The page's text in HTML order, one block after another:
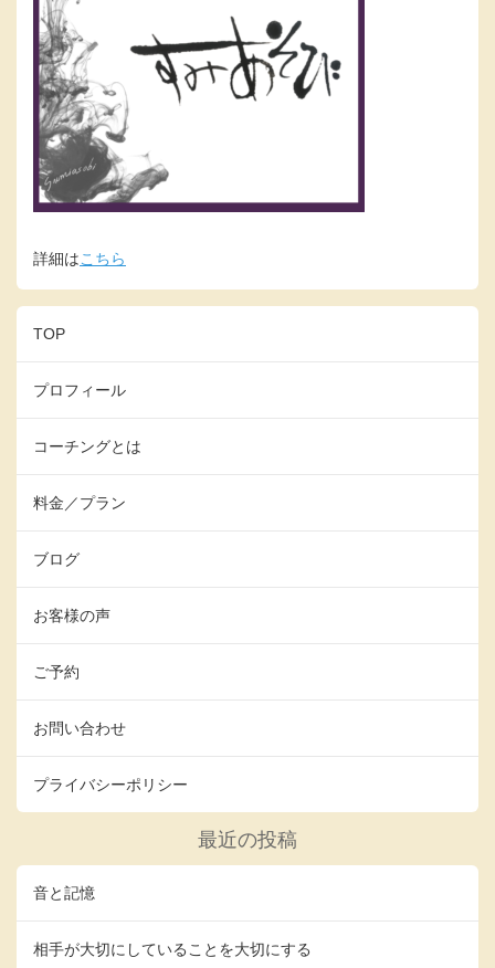
詳細はこちら
TOP
プロフィール
コーチングとは
料金／プラン
ブログ
お客様の声
ご予約
お問い合わせ
プライバシーポリシー
最近の投稿
音と記憶
相手が大切にしていることを大切にする